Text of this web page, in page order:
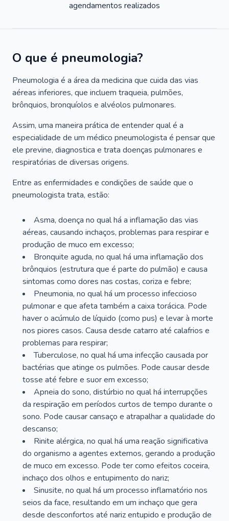
agendamentos realizados
O que é pneumologia?
Pneumologia é a área da medicina que cuida das vias
aéreas inferiores, que incluem traqueia, pulmões,
brônquios, bronquíolos e alvéolos pulmonares.
Assim, uma maneira prática de entender qual é a
especialidade de um médico pneumologista é pensar que
ele previne, diagnostica e trata doenças pulmonares e
respiratórias de diversas origens.
Entre as enfermidades e condições de saúde que o
pneumologista trata, estão:
Asma, doença no qual há a inflamação das vias
aéreas, causando inchaços, problemas para respirar e
produção de muco em excesso;
Bronquite aguda, no qual há uma inflamação dos
brônquios (estrutura que é parte do pulmão) e causa
sintomas como dores nas costas, coriza e febre;
Pneumonia, no qual há um processo infeccioso
pulmonar e que afeta também a caixa torácica. Pode
haver o acúmulo de líquido (como pus) e levar à morte
nos piores casos. Causa desde catarro até calafrios e
problemas para respirar;
Tuberculose, no qual há uma infecção causada por
bactérias que atinge os pulmões. Pode causar desde
tosse até febre e suor em excesso;
Apneia do sono, distúrbio no qual há interrupções
da respiração em períodos curtos de tempo durante o
sono. Pode causar cansaço e atrapalhar a qualidade do
descanso;
Rinite alérgica, no qual há uma reação significativa
do organismo a agentes externos, gerando a produção
de muco em excesso. Pode ter como efeitos coceira,
inchaço dos olhos e entupimento do nariz;
Sinusite, no qual há um processo inflamatório nos
seios da face, resultando em um inchaço que gera
desde desconfortos até nariz entupido e produção de